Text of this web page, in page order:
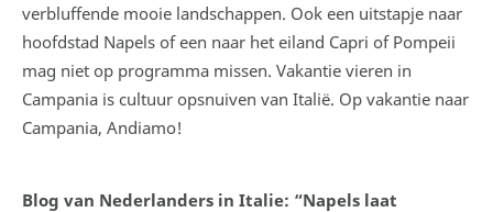
verbluffende mooie landschappen. Ook een uitstapje naar
hoofdstad Napels of een naar het eiland Capri of Pompeii
mag niet op programma missen. Vakantie vieren in
Campania is cultuur opsnuiven van Italië. Op vakantie naar
Campania, Andiamo!
Blog van Nederlanders in Italie: “Napels laat